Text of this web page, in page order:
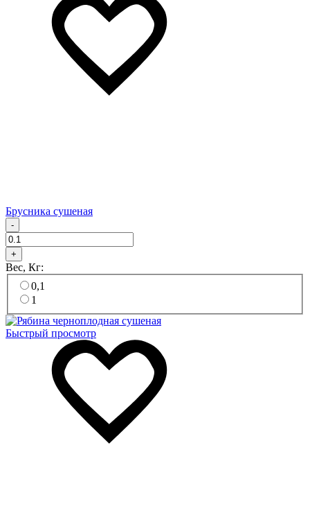
Брусника сушеная
-
+
Вес, Кг:
0,1
1
Быстрый просмотр